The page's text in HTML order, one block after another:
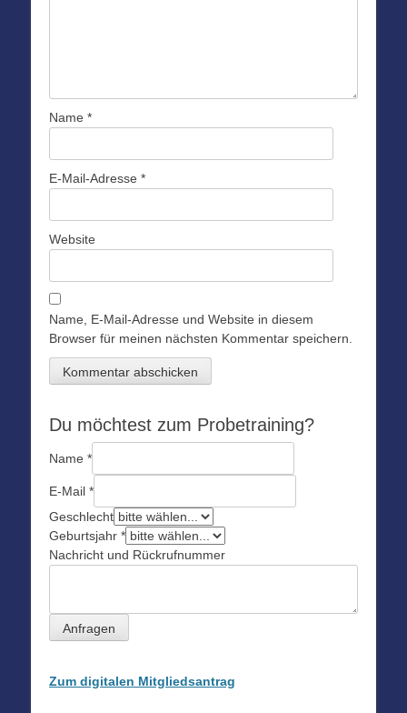
Name *
E-Mail-Adresse *
Website
Name, E-Mail-Adresse und Website in diesem
Browser für meinen nächsten Kommentar speichern.
Du möchtest zum Probetraining?
Name *
E-Mail *
Geschlecht
Geburtsjahr *
Nachricht und Rückrufnummer
Anfragen
Zum digitalen Mitgliedsantrag